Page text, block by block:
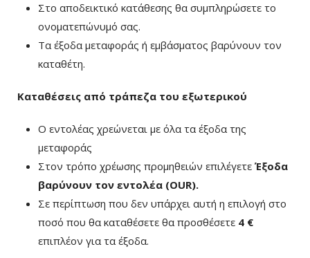
Στο αποδεικτικό κατάθεσης θα συμπληρώσετε το
ονοματεπώνυμό σας.
Τα έξοδα μεταφοράς ή εμβάσματος βαρύνουν τον
καταθέτη.
Καταθέσεις από τράπεζα του εξωτερικού
Ο εντολέας χρεώνεται με όλα τα έξοδα της
μεταφοράς
Στον τρόπο χρέωσης προμηθειών επιλέγετε Έξοδα
βαρύνουν τον εντολέα (ΟUR).
Σε περίπτωση που δεν υπάρχει αυτή η επιλογή στο
ποσό που θα καταθέσετε θα προσθέσετε 4 €
επιπλέον για τα έξοδα.